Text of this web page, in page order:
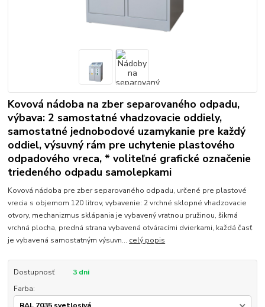
Kovová nádoba na zber separovaného odpadu,
výbava: 2 samostatné vhadzovacie oddiely,
samostatné jednobodové uzamykanie pre každý
oddiel, výsuvný rám pre uchytenie plastového
odpadového vreca, * voliteľné grafické označenie
triedeného odpadu samolepkami
Kovová nádoba pre zber separovaného odpadu, určené pre plastové
vrecia s objemom 120 litrov, vybavenie: 2 vrchné sklopné vhadzovacie
otvory, mechanizmus sklápania je vybavený vratnou pružinou, šikmá
vrchná plocha, predná strana vybavená otváracími dvierkami, každá časť
je vybavená samostatným výsuvn... celý popis
Dostupnosť
3 dni
Farba: